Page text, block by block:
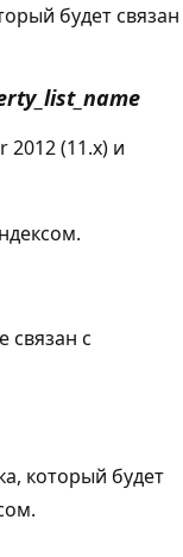
будет связан
2012 (11.x) и
связан с
который будет